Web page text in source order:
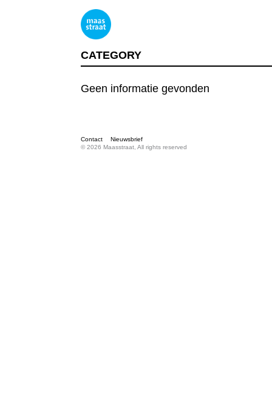
CATEGORY
Geen informatie gevonden
Contact
Nieuwsbrief
© 2026 Maasstraat, All rights reserved